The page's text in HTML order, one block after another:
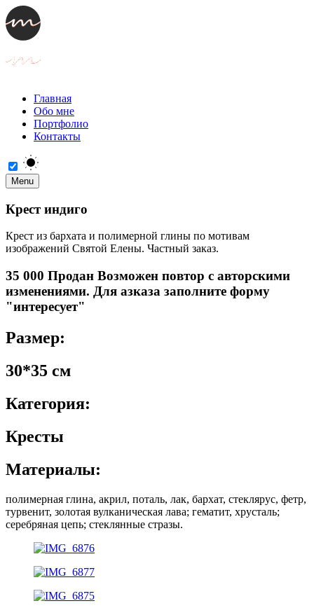
Главная
Обо мне
Портфолио
Контакты
Menu
Крест индиго
Крест из бархата и полимерной глины по мотивам
изображений Святой Елены. Частный заказ.
35 000 Продан Возможен повтор с авторскими
изменениями. Для азказа заполните форму
"интересует"
Размер:
30*35 см
Категория:
Кресты
Материалы:
полимерная глина, акрил, поталь, лак, бархат, стеклярус, фетр,
турвенит, золотая вулканическая лава; гематит, хрусталь;
серебряная цепь; стеклянные стразы.